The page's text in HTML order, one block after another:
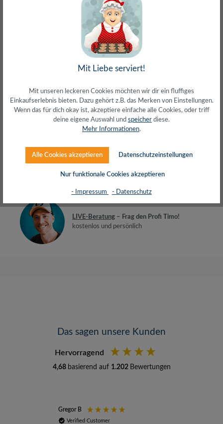
– Frag den Profi!
kostenlos und persönlich
Über 20+ Jahre Erfahrung
wir wissen von was wir sprechen
Beschreibung
Cat.6A RJ45 geschirmte Stecker mit Cat.7 S/FTP
RohkabelFlexibles und weiches Kabel mit kleinem
BiegeradiusGeeignet für 10-Gi…Mehr
Herstellerinfos
Bewertungen
LIVE-Beratung – Frag den Profi Timo!
kostenlos und persönlich
Das sagen unsere Kunden
Hervorragend
4,68 basierend auf 1.202 Bewertungen
Gregor B
Verified Customer
Mit Liebe serviert!
Mit unseren leckeren Cookies möchten wir dir ein fluffiges
Einkaufserlebnis bieten. Dazu gehört z.B. das Merken von Einstellungen.
Wenn das für dich okay ist, akzeptiere einfache alle Cookies, oder triff
deine eigene Auswahl und speicher diese.
Mehr Informationen.
Alle Cookies akzeptieren Datenschutzeinstellungen
Nur funktionale Cookies akzeptieren
- Impressum - Datenschutz